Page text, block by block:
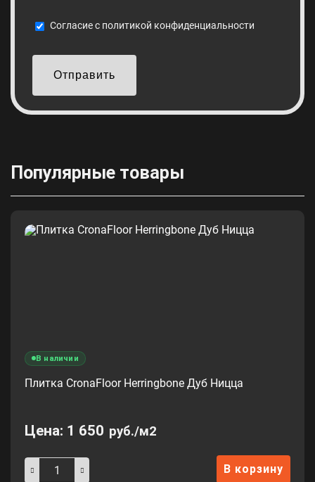
Cогласие с политикой конфиденциальности
Отправить
Популярные товары
В наличии
Плитка CronaFloor Herringbone Дуб Ницца
Цена: 1 650 руб./м2
В корзину